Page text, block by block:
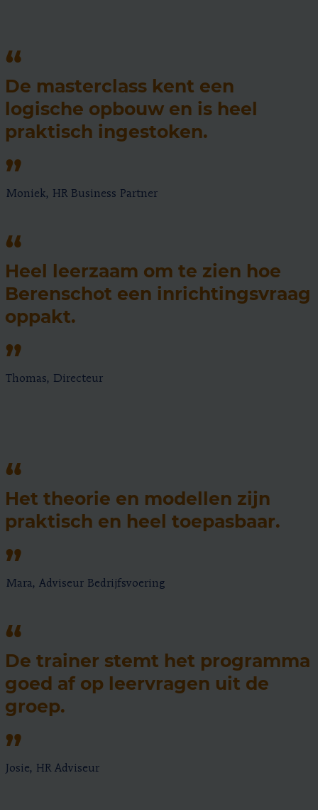
De masterclass kent een
logische opbouw en is heel
praktisch ingestoken.
Moniek, HR Business Partner
Heel leerzaam om te zien hoe
Berenschot een inrichtingsvraag
oppakt.
Thomas, Directeur
Het theorie en modellen zijn
praktisch en heel toepasbaar.
Mara, Adviseur Bedrijfsvoering
De trainer stemt het programma
goed af op leervragen uit de
groep.
Josie, HR Adviseur